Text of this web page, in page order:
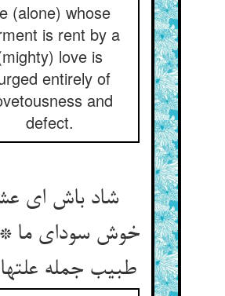
(alone) whose
is rent by a
love is
entirely of
and
defect.
شاد باش ای
خوش سودای ما
طبیب جمله